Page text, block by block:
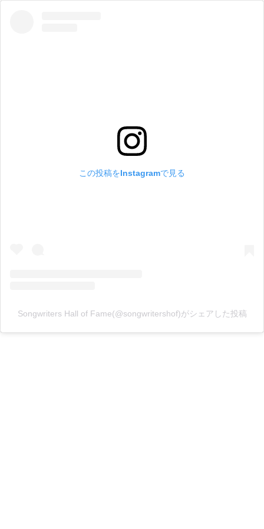
この投稿をInstagramで見る
Songwriters Hall of Fame(@songwritershof)がシェアした投稿